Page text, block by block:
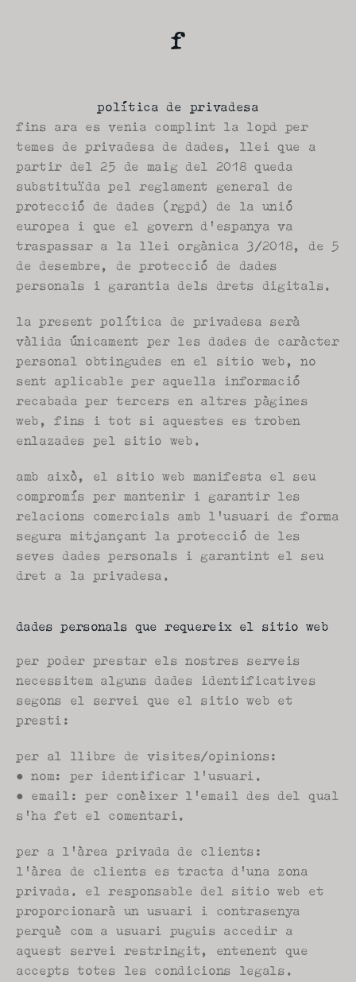
política de privadesa
fins ara es venia complint la lopd per
temes de privadesa de dades, llei que a
partir del 25 de maig del 2018 queda
substituïda pel reglament general de
protecció de dades (rgpd) de la unió
europea i que el govern d'espanya va
traspassar a la llei orgànica 3/2018, de 5
de desembre, de protecció de dades
personals i garantia dels drets digitals.
la present política de privadesa serà
vàlida únicament per les dades de caràcter
personal obtingudes en el sitio web, no
sent aplicable per aquella informació
recabada per tercers en altres pàgines
web, fins i tot si aquestes es troben
enlazades pel sitio web.
amb això, el sitio web manifesta el seu
compromís per mantenir i garantir les
relacions comercials amb l'usuari de forma
segura mitjançant la protecció de les
seves dades personals i garantint el seu
dret a la privadesa.
dades personals que requereix el sitio web
per poder prestar els nostres serveis
necessitem alguns dades identificatives
segons el servei que el sitio web et
presti:
per al llibre de visites/opinions:
● nom: per identificar l'usuari.
● email: per conèixer l'email des del qual
s'ha fet el comentari.
per a l'àrea privada de clients:
l'àrea de clients es tracta d'una zona
privada. el responsable del sitio web et
proporcionarà un usuari i contrasenya
perquè com a usuari puguis accedir a
aquest servei restringit, entenent que
accepts totes les condicions legals.